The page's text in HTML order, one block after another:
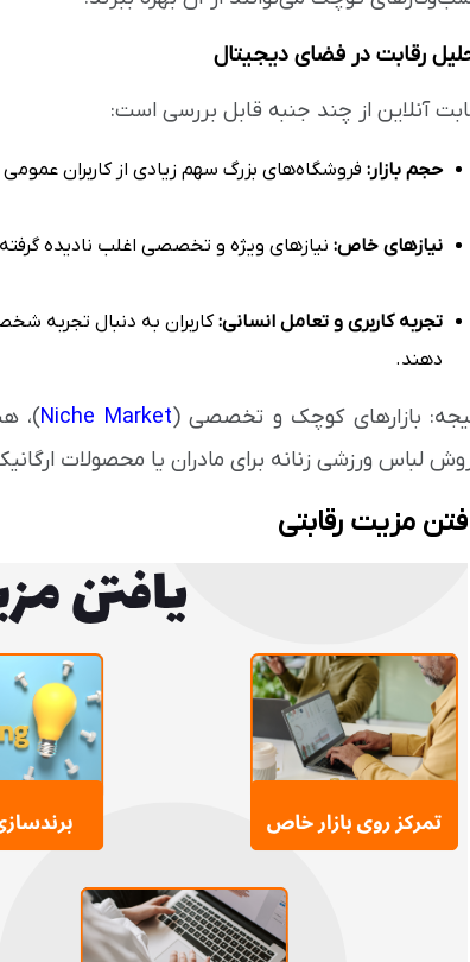
رقابت در فضای دیجیتال
آنلاین از چند جنبه قابل بررسی است:
حجم بازار:فروشگاه‌های بزرگ سهم زیادی از کاربران
نیازهای خاص:نیازهای ویژه و تخصصی اغلب نادیده
تجربه کاربری و تعامل انسانی:کاربران به دنبال تجربه
دهند.
بازارهای کوچک و تخصصی (Niche Market)،
لباس ورزشی زنانه برای مادران یا محصولات
مزیت رقابتی